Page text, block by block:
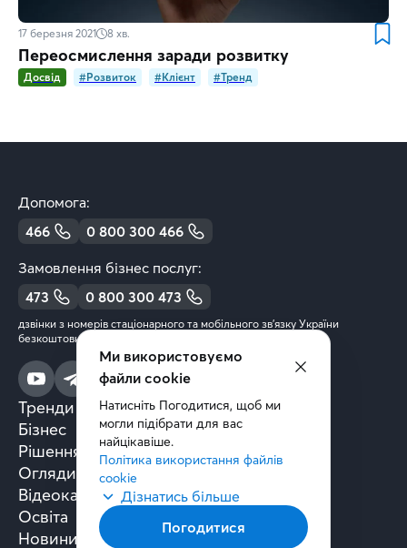
17 березня 2021 8 хв.
Переосмислення заради розвитку
Досвід #Розвиток #Клієнт #Тренд
Допомога:
466
0 800 300 466
Замовлення бізнес послуг:
473
0 800 300 473
дзвінки з номерів стаціонарного та мобільного зв’язку України
безкоштовні
Тренди та аналітика
Бізнес
Рішення та технології
Огляди книг
Відеокасти
Освіта
Новини
Ми використовуємо
файли cookie
Натисніть Погодитися, щоб ми
могли підібрати для вас
найцікавіше.
Політика використання файлів
cookie
Дізнатись більше
Погодитися